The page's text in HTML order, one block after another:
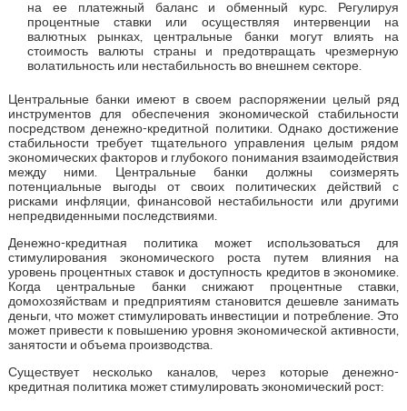
на ее платежный баланс и обменный курс. Регулируя
процентные ставки или осуществляя интервенции на
валютных рынках, центральные банки могут влиять на
стоимость валюты страны и предотвращать чрезмерную
волатильность или нестабильность во внешнем секторе.
Центральные банки имеют в своем распоряжении целый ряд
инструментов для обеспечения экономической стабильности
посредством денежно-кредитной политики. Однако достижение
стабильности требует тщательного управления целым рядом
экономических факторов и глубокого понимания взаимодействия
между ними. Центральные банки должны соизмерять
потенциальные выгоды от своих политических действий с
рисками инфляции, финансовой нестабильности или другими
непредвиденными последствиями.
Денежно-кредитная политика может использоваться для
стимулирования экономического роста путем влияния на
уровень процентных ставок и доступность кредитов в экономике.
Когда центральные банки снижают процентные ставки,
домохозяйствам и предприятиям становится дешевле занимать
деньги, что может стимулировать инвестиции и потребление. Это
может привести к повышению уровня экономической активности,
занятости и объема производства.
Существует несколько каналов, через которые денежно-
кредитная политика может стимулировать экономический рост: